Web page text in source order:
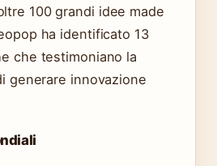
100 grandi idee made
ha identificato 13
che testimoniano la
generare innovazione